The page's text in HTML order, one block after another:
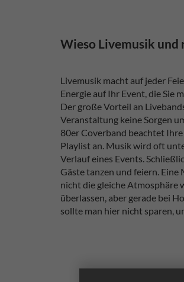
Wieso Livemusik und
Livemusik macht auf jeder
Energie auf Ihr Event, die Sie
Der große Vorteil an
Veranstaltung keine Sorgen
80er Coverband beachtet
Playlist an. Musik wird oft
Verlauf eines Events.
Gäste tanzen und feiern.
nicht die gleiche Atmosphäre
überlassen, aber gerade bei
sollte man hier nicht sparen,